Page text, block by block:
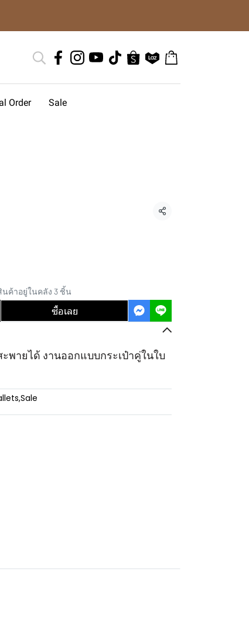
Order Sale
แชร์
นค้าอยู่ในคลัง 3 ชิ้น
ซื้อเลย
พายได้ งานออกแบบกระเป๋าคู่ในใบ
,Sale